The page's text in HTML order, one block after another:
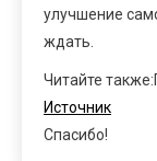
улучшение
ждать.
Читайте
Источник
Спасибо!